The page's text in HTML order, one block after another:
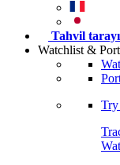
Tahvil
Watchlist &